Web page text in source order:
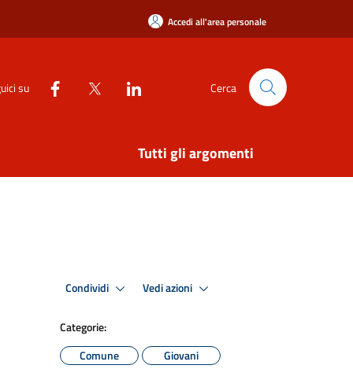
Accedi all'area personale
su Cerca
Tutti gli argomenti
Condividi Vedi azioni
Categorie:
Comune
Giovani